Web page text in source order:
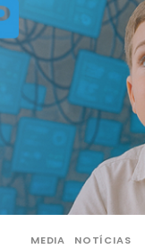
MEDIA NOTÍCIAS